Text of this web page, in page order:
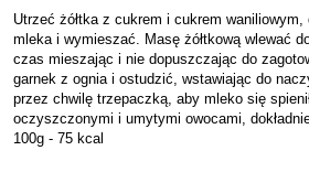
Utrzeć żółtka z cukrem i cukrem waniliowym,
mleka i wymieszać. Masę żółtkową wlewać
czas mieszając i nie dopuszczając do
garnek z ognia i ostudzić, wstawiając do
przez chwilę trzepaczką, aby mleko się
oczyszczonymi i umytymi owocami,
100g - 75 kcal